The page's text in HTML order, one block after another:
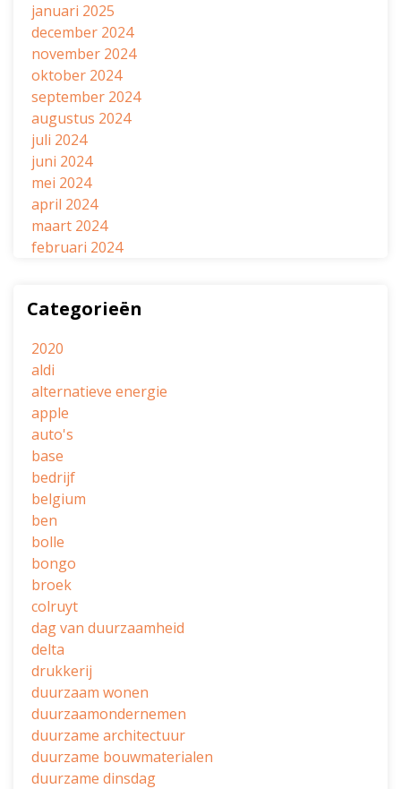
januari 2025
december 2024
november 2024
oktober 2024
september 2024
augustus 2024
juli 2024
juni 2024
mei 2024
april 2024
maart 2024
februari 2024
Categorieën
2020
aldi
alternatieve energie
apple
auto's
base
bedrijf
belgium
ben
bolle
bongo
broek
colruyt
dag van duurzaamheid
delta
drukkerij
duurzaam wonen
duurzaamondernemen
duurzame architectuur
duurzame bouwmaterialen
duurzame dinsdag